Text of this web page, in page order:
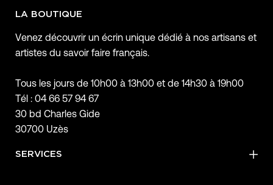
LA BOUTIQUE
Venez découvrir un écrin unique dédié à nos artisans et
artistes du savoir faire français.
Tous les jours de 10h00 à 13h00 et de 14h30 à 19h00
Tél : 04 66 57 94 67
30 bd Charles Gide
30700 Uzès
SERVICES